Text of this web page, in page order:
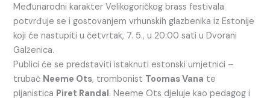
Međunarodni karakter Velikogoričkog brass festivala
potvrđuje se i gostovanjem vrhunskih glazbenika iz Estonije
koji će nastupiti u četvrtak, 7. 5., u 20:00 sati u Dvorani
Galženica.
Publici će se predstaviti istaknuti estonski umjetnici –
trubač Neeme Ots, trombonist Toomas Vana te
pijanistica Piret Randal. Neeme Ots djeluje kao pedagog i